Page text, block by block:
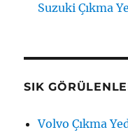
Suzuki Çıkma
SIK
Volvo Çıkma